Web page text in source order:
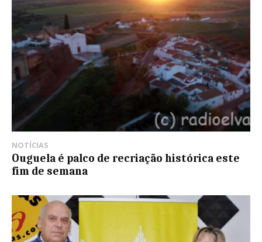
NOTÍCIAS
Ouguela é palco de recriação histórica este
fim de semana